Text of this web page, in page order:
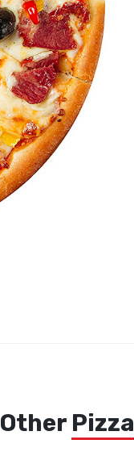
Other Pizza